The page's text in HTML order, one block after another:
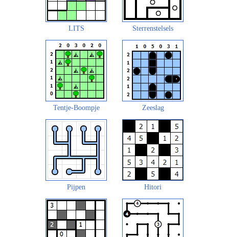
LITS Sterrenstelsels
Tentje-Boompje Zeeslag
Pijpen Hitori